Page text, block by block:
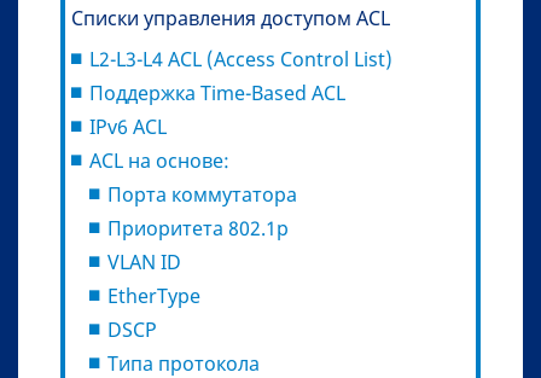
Списки управления доступом ACL
L2-L3-L4 ACL (Access Control List)
Поддержка Time-Based ACL
IPv6 ACL
ACL на основе:
Порта коммутатора
Приоритета 802.1p
VLAN ID
EtherType
DSCP
Типа протокола